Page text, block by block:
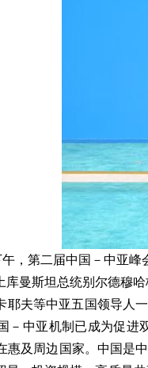
，第二届中国－中亚
库曼斯坦总统别尔德穆
耶夫等中亚五国领导人
－中亚机制已成为促
惠及周边国家。中国是